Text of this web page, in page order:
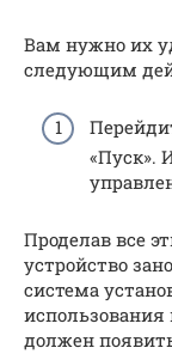
Вам нужно их
следующим
«Пуск».
Проделав все
устройство
система
использования
должен